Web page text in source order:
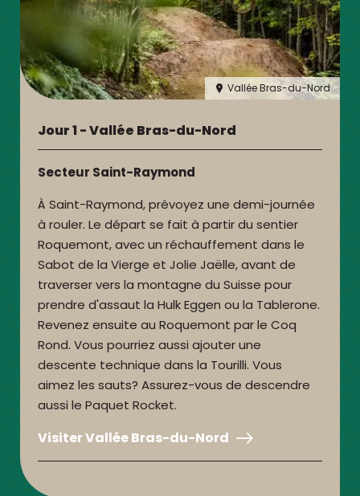
Vallée Bras-du-Nord
Jour 1 - Vallée Bras-du-Nord
Secteur Saint-Raymond
À Saint-Raymond, prévoyez une demi-journée
à rouler. Le départ se fait à partir du sentier
Roquemont, avec un réchauffement dans le
Sabot de la Vierge et Jolie Jaëlle, avant de
traverser vers la montagne du Suisse pour
prendre d'assaut la Hulk Eggen ou la Tablerone.
Revenez ensuite au Roquemont par le Coq
Rond. Vous pourriez aussi ajouter une
descente technique dans la Tourilli. Vous
aimez les sauts? Assurez-vous de descendre
aussi le Paquet Rocket.
Visiter Vallée Bras-du-Nord